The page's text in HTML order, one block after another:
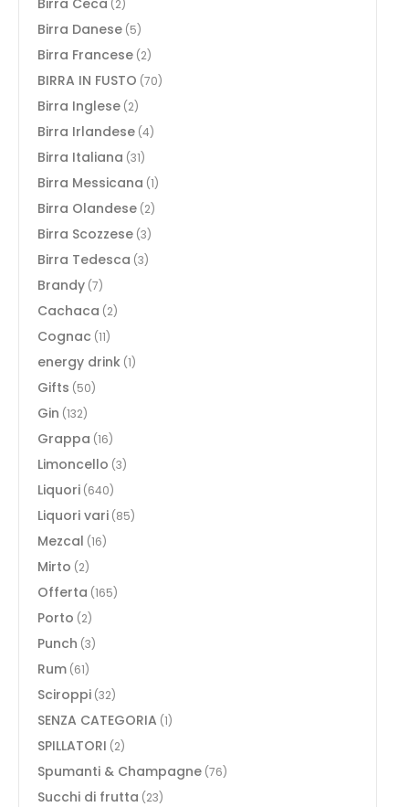
(2)
Birra Danese (5)
Birra Francese (2)
BIRRA IN FUSTO (70)
Birra Inglese (2)
Birra Irlandese (4)
Birra Italiana (31)
Birra Messicana (1)
Birra Olandese (2)
Birra Scozzese (3)
Birra Tedesca (3)
Brandy (7)
Cachaca (2)
Cognac (11)
energy drink (1)
Gifts (50)
Gin (132)
Grappa (16)
Limoncello (3)
Liquori (640)
Liquori vari (85)
Mezcal (16)
Mirto (2)
Offerta (165)
Porto (2)
Punch (3)
Rum (61)
Sciroppi (32)
SENZA CATEGORIA (1)
SPILLATORI (2)
Spumanti & Champagne (76)
Succhi di frutta (23)